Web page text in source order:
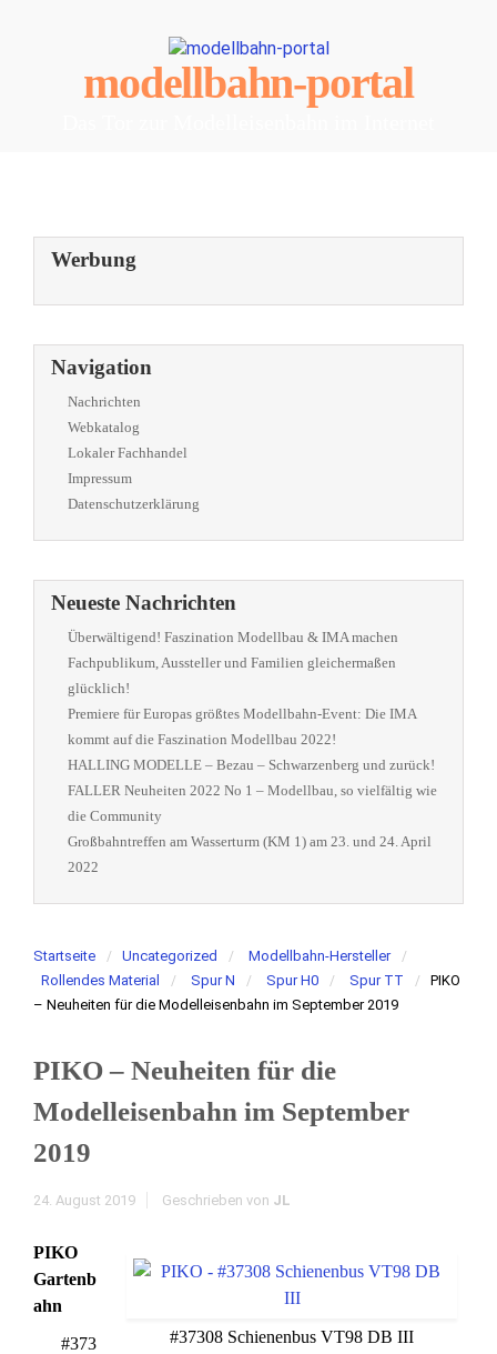
modellbahn-portal
Werbung
Navigation
Nachrichten
Webkatalog
Lokaler Fachhandel
Impressum
Datenschutzerklärung
Neueste Nachrichten
Überwältigend! Faszination Modellbau & IMA machen
Fachpublikum, Aussteller und Familien gleichermaßen
glücklich!
Premiere für Europas größtes Modellbahn-Event: Die IMA
kommt auf die Faszination Modellbau 2022!
HALLING MODELLE – Bezau – Schwarzenberg und zurück!
FALLER Neuheiten 2022 No 1 – Modellbau, so vielfältig wie
die Community
Großbahntreffen am Wasserturm (KM 1) am 23. und 24. April
2022
Startseite Uncategorized
Modellbahn-Hersteller
Rollendes Material
Spur N Spur H0 Spur TT
PIKO
– Neuheiten für die Modelleisenbahn im September 2019
PIKO – Neuheiten für die
Modelleisenbahn im September
2019
24. August 2019 Geschrieben von JL
#37308 Schienenbus VT98 DB III
PIKO
Gartenb
ahn
#373